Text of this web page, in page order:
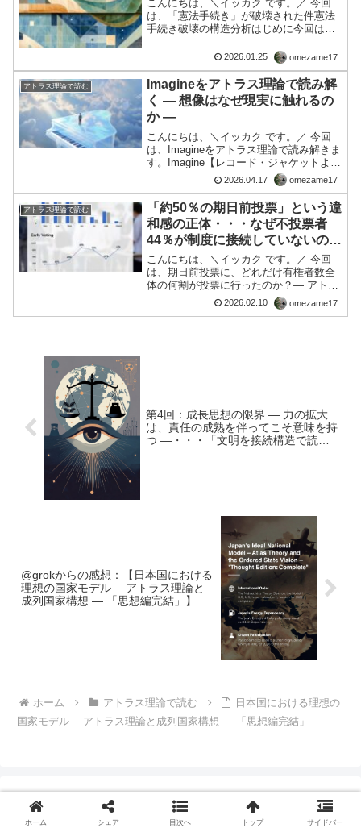
こんにちは、＼イッカク です。／ 今回
は、「憲法手続き」が破壊された件憲法
手続き破壊の構造分析はじめに今回は、
て、賛成か反対かという立場論ではな
く、何が起きていたのかを構造として整
理する。ここで用いるのはア...
2026.01.25 omezame17
アトラス理論で読む
Imagineをアトラス理論で読み解
く ― 想像はなぜ現実に触れるの
か ―
こんにちは、＼イッカク です。／ 今回
は、Imagineをアトラス理論で読み解きま
す。Imagine【レコード・ジャケットよ
り】 「Imagine」は、元ジョン・レノン
が1971年に発表した楽曲で、平和と希望
をテーマにした代表作である。人種...
2026.04.17 omezame17
アトラス理論で読む
「約50％の期日前投票」という違
和感の正体・・・なぜ不投票者
44％が制度に接続していないの
か？
こんにちは、＼イッカク です。／ 今回
は、期日前投票に、どれだけ有権者数全
体の何割が投票に行ったのか？— アトラ
ス理論・実例編 —はじめに──なぜ「引
っかかる」のか「期日前投票が約50％」
2026.02.10 omezame17
第4回：成長思想の限界 ― 力の拡大
は、責任の成熟を伴ってこそ意味を持
つ ―・・・「文明を接続構造で読
@grokからの感想：【日本国における
理想の国家モデル― アトラス理論と
成列国家構想 ― 「思想編完結」】
ホーム アトラス理論で読む
日本国における理想の
国家モデル― アトラス理論と成列国家構想 ― 「思想編完結」
ホーム シェア 目次へ トップ サイドバー